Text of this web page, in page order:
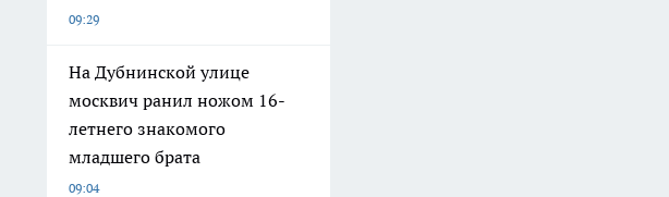
09:29
На Дубнинской улице
москвич ранил ножом 16-
летнего знакомого
младшего брата
09:04